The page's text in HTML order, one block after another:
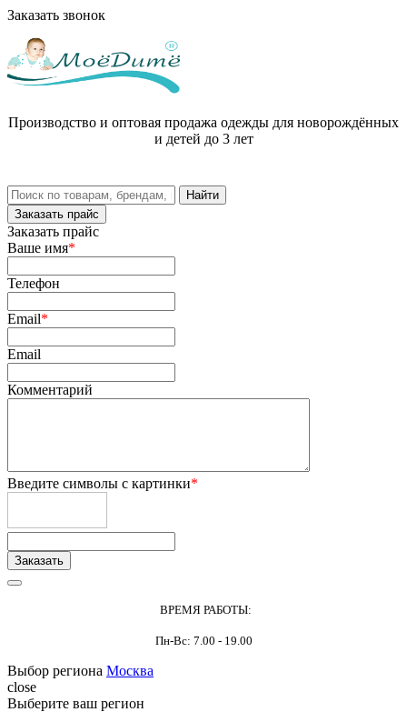
Заказать звонок
Производство и оптовая продажа одежды для новорождённых
и детей до 3 лет
Заказать прайс
Заказать прайс
Ваше имя*
Телефон
Email*
Email
Комментарий
Введите символы с картинки*
ВРЕМЯ РАБОТЫ:
Пн-Вс: 7.00 - 19.00
Выбор региона Москва
close
Выберите ваш регион